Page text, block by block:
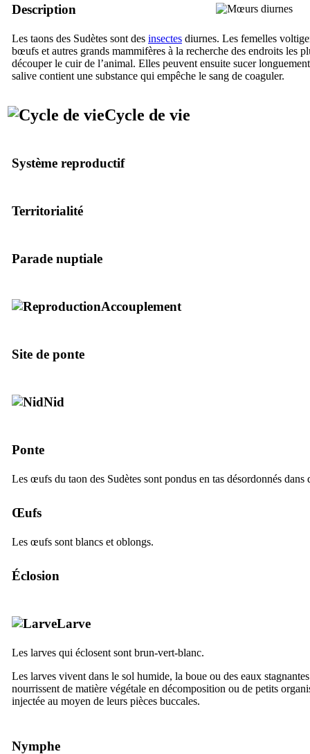
Description
Les taons des Sudètes sont des insectes diurnes. Les femelles
bœufs et autres grands mammifères à la recherche des endroits les
découper le cuir de l’animal. Elles peuvent ensuite sucer
salive contient une substance qui empêche le sang de coaguler.
Cycle de vie
Système reproductif
Territorialité
Parade nuptiale
Accouplement
Site de ponte
Nid
Ponte
Les œufs du taon des Sudètes sont pondus en tas désordonnés
Œufs
Les œufs sont blancs et oblongs.
Éclosion
Larve
Les larves qui éclosent sont brun-vert-blanc.
Les larves vivent dans le sol humide, la boue ou des eaux
nourrissent de matière végétale en décomposition ou de petits
injectée au moyen de leurs pièces buccales.
Nymphe